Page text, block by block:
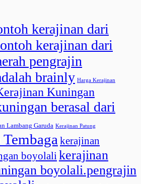
kerajinan dari
kerajinan dari
pengrajin
brainly Harga Kerajinan
Kuningan
berasal dari
Lambang Garuda Kerajinan Patung
kerajinan
boyolali kerajinan
boyolali.pengrajin